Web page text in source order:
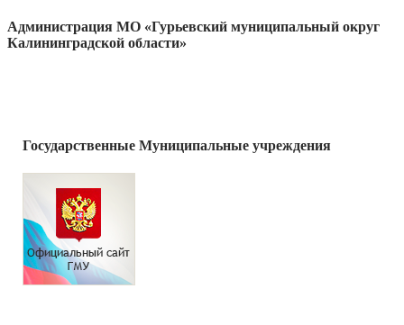
Администрация МО «Гурьевский муниципальный округ
Калининградской области»
Государственные Муниципальные учреждения